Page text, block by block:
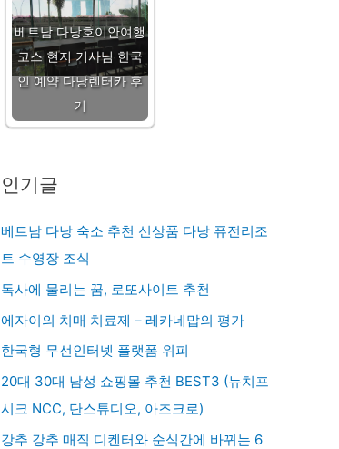
베트남 다낭호이안여행
코스 현지 기사님 한국
인 예약 다낭렌터카 후
기
인기글
베트남 다낭 숙소 추천 신상품 다낭 퓨전리조
트 수영장 조식
독사에 물리는 꿈, 로또사이트 추천
에자이의 치매 치료제 – 레카네맙의 평가
한국형 무선인터넷 플랫폼 위피
20대 30대 남성 쇼핑몰 추천 BEST3 (뉴치프
시크 NCC, 단스튜디오, 아즈크로)
강추 강추 매직 디켄터와 순식간에 바뀌는 6